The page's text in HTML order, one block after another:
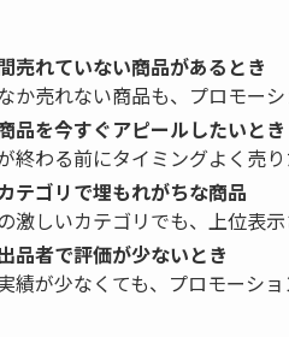
売れていない商品があるとき
か売れない商品も、プロモー
品を今すぐアピールしたいとき
終わる前にタイミングよく売
テゴリで埋もれがちな商品
激しいカテゴリでも、上位表
品者で評価が少ないとき
績が少なくても、プロモーシ